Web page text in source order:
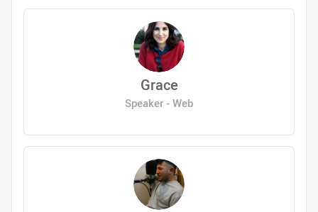
Grace
Speaker - Web